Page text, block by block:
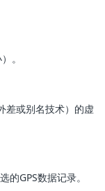
。
差或别名技术）的虚
的GPS数据记录。